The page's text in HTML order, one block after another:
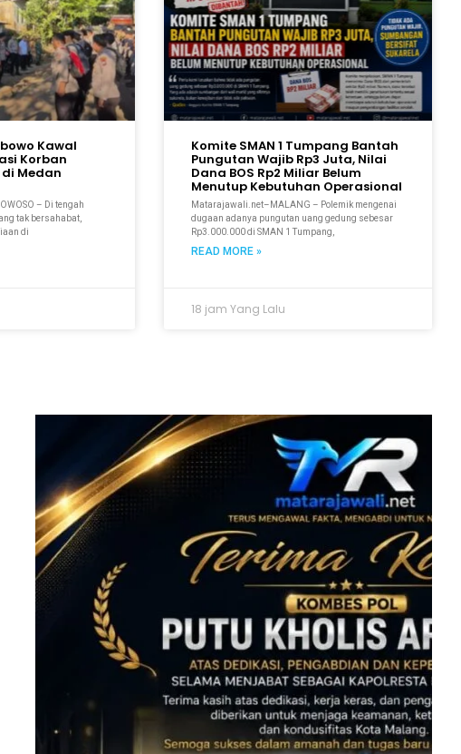
Kawal
Korban
Medan
– Di tengah
tak bersahabat,
di
Komite SMAN 1 Tumpang Bantah
Pungutan Wajib Rp3 Juta, Nilai
Dana BOS Rp2 Miliar Belum
Menutup Kebutuhan Operasional
Matarajawali.net–MALANG – Polemik mengenai
dugaan adanya pungutan uang gedung sebesar
Rp3.000.000 di SMAN 1 Tumpang,
READ MORE »
18 jam Yang Lalu